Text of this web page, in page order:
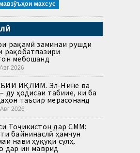
махсус
рақамӣ заминаи рушди
рақобатпазири
мебошанд
2026
ИҚЛИМ. Эл-Нинё ва
ду ҳодисаи табиие, ки ба
таъсир мерасонанд
2026
Тоҷикистон дар СММ:
байнинаслӣ ҳамчун
нави ҳуқуқи сулҳ.
дар ин маврид